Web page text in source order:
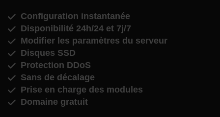
Configuration instantanée
Disponibilité 24h/24 et 7j/7
Modifier les paramètres du serveur
Disques SSD
Protection DDoS
Sans de décalage
Prise en charge des modules
Domaine gratuit